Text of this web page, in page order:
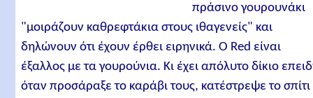
πράσινο γουρουνάκι
"μοιράζουν καθρεφτάκια στους ιθαγενείς" και
δηλώνουν ότι έχουν έρθει ειρηνικά. Ο Red είναι
έξαλλος με τα γουρούνια. Κι έχει απόλυτο δίκιο
όταν προσάραξε το καράβι τους, κατέστρεψε το σπίτι